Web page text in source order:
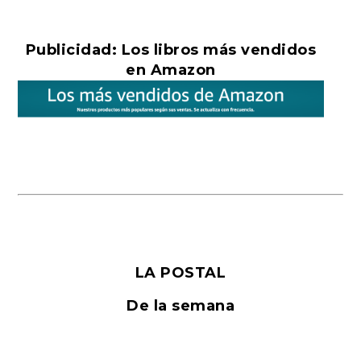
Publicidad: Los libros más vendidos
en Amazon
LA POSTAL
De la semana